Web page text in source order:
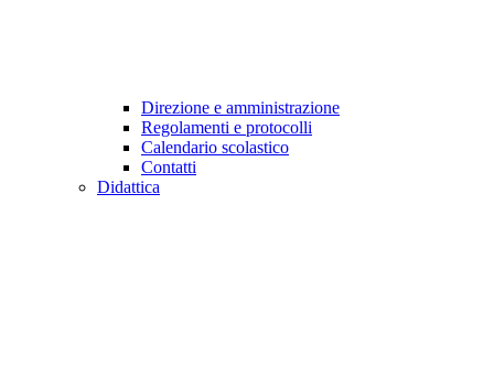
Direzione e amministrazione
Regolamenti e protocolli
Calendario scolastico
Contatti
Didattica